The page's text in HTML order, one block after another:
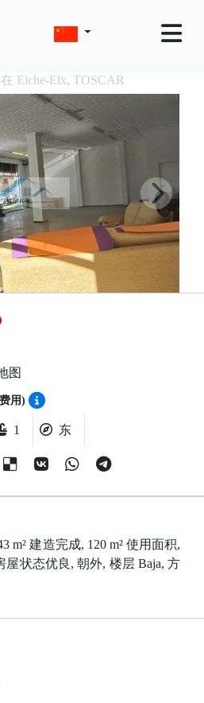
Elche-Elx, TOSCAR
图
用)
1 东
m² 建造完成, 120 m² 使用面积,
屋状态优良, 朝外, 楼层 Baja, 方